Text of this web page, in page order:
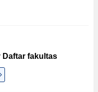
Daftar fakultas